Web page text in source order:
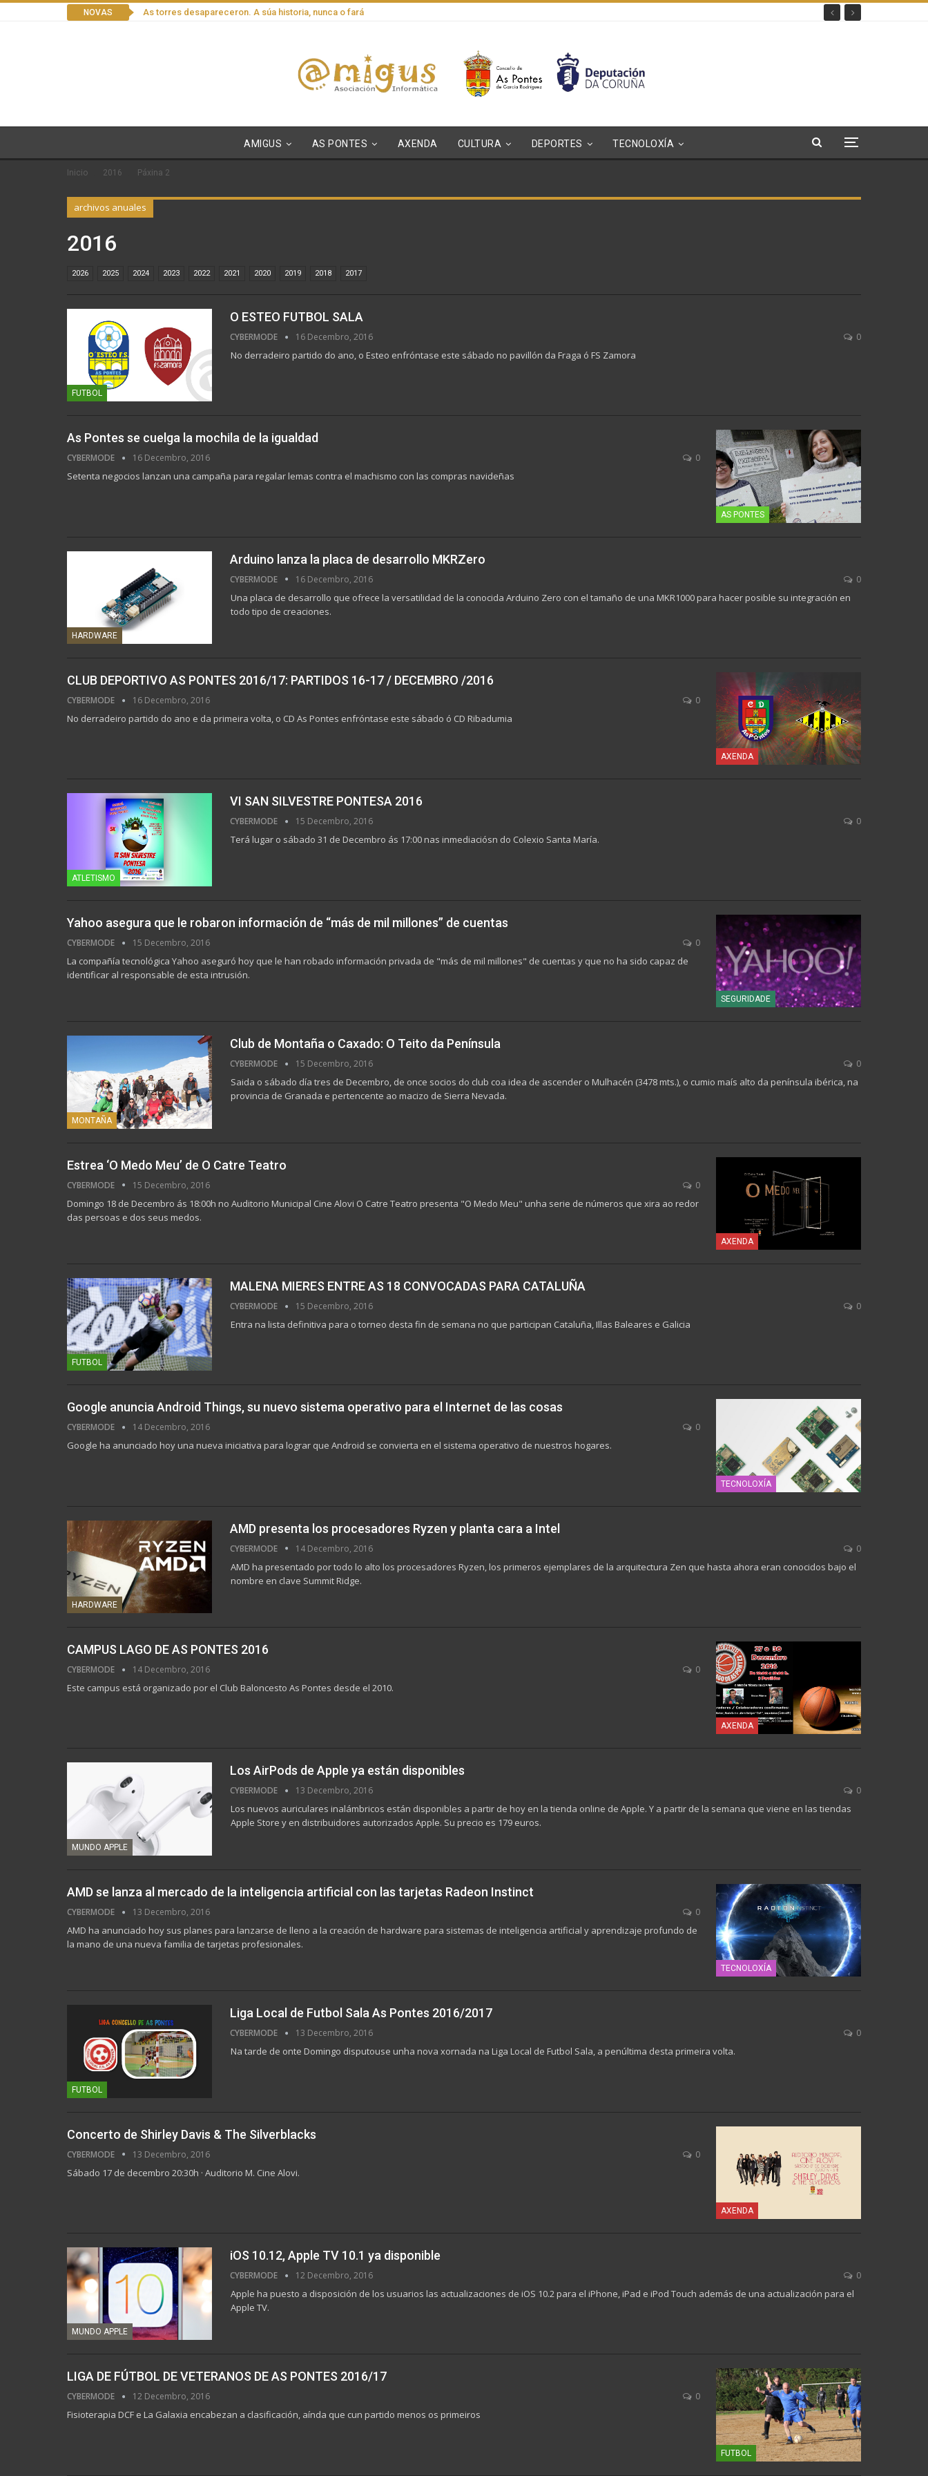
NOVAS As torres desapareceron. A súa historia, nunca o fará
AMIGUS AS PONTES AXENDA CULTURA DEPORTES TECNOLOXÍA
Inicio 2016 Páxina 2
archivos anuales
2016
2026 2025 2024 2023 2022 2021 2020 2019 2018 2017
FUTBOL
O ESTEO FUTBOL SALA
CYBERMODE 16 Decembro, 2016 0
No derradeiro partido do ano, o Esteo enfróntase este sábado no pavillón da Fraga ó FS Zamora
AS PONTES
As Pontes se cuelga la mochila de la igualdad
CYBERMODE 16 Decembro, 2016 0
Setenta negocios lanzan una campaña para regalar lemas contra el machismo con las compras navideñas
HARDWARE
Arduino lanza la placa de desarrollo MKRZero
CYBERMODE 16 Decembro, 2016 0
Una placa de desarrollo que ofrece la versatilidad de la conocida Arduino Zero con el tamaño de una MKR1000 para hacer posible su integración en
todo tipo de creaciones.
AXENDA
CLUB DEPORTIVO AS PONTES 2016/17: PARTIDOS 16-17 / DECEMBRO /2016
CYBERMODE 16 Decembro, 2016 0
No derradeiro partido do ano e da primeira volta, o CD As Pontes enfróntase este sábado ó CD Ribadumia
ATLETISMO
VI SAN SILVESTRE PONTESA 2016
CYBERMODE 15 Decembro, 2016 0
Terá lugar o sábado 31 de Decembro ás 17:00 nas inmediaciósn do Colexio Santa María.
SEGURIDADE
Yahoo asegura que le robaron información de “más de mil millones” de cuentas
CYBERMODE 15 Decembro, 2016 0
La compañía tecnológica Yahoo aseguró hoy que le han robado información privada de "más de mil millones" de cuentas y que no ha sido capaz de
identificar al responsable de esta intrusión.
MONTAÑA
Club de Montaña o Caxado: O Teito da Península
CYBERMODE 15 Decembro, 2016 0
Saida o sábado día tres de Decembro, de once socios do club coa idea de ascender o Mulhacén (3478 mts.), o cumio maís alto da península ibérica, na
provincia de Granada e pertencente ao macizo de Sierra Nevada.
AXENDA
Estrea ‘O Medo Meu’ de O Catre Teatro
CYBERMODE 15 Decembro, 2016 0
Domingo 18 de Decembro ás 18:00h no Auditorio Municipal Cine Alovi O Catre Teatro presenta "O Medo Meu" unha serie de números que xira ao redor
das persoas e dos seus medos.
FUTBOL
MALENA MIERES ENTRE AS 18 CONVOCADAS PARA CATALUÑA
CYBERMODE 15 Decembro, 2016 0
Entra na lista definitiva para o torneo desta fin de semana no que participan Cataluña, Illas Baleares e Galicia
TECNOLOXÍA
Google anuncia Android Things, su nuevo sistema operativo para el Internet de las cosas
CYBERMODE 14 Decembro, 2016 0
Google ha anunciado hoy una nueva iniciativa para lograr que Android se convierta en el sistema operativo de nuestros hogares.
HARDWARE
AMD presenta los procesadores Ryzen y planta cara a Intel
CYBERMODE 14 Decembro, 2016 0
AMD ha presentado por todo lo alto los procesadores Ryzen, los primeros ejemplares de la arquitectura Zen que hasta ahora eran conocidos bajo el
nombre en clave Summit Ridge.
AXENDA
CAMPUS LAGO DE AS PONTES 2016
CYBERMODE 14 Decembro, 2016 0
Este campus está organizado por el Club Baloncesto As Pontes desde el 2010.
MUNDO APPLE
Los AirPods de Apple ya están disponibles
CYBERMODE 13 Decembro, 2016 0
Los nuevos auriculares inalámbricos están disponibles a partir de hoy en la tienda online de Apple. Y a partir de la semana que viene en las tiendas
Apple Store y en distribuidores autorizados Apple. Su precio es 179 euros.
TECNOLOXÍA
AMD se lanza al mercado de la inteligencia artificial con las tarjetas Radeon Instinct
CYBERMODE 13 Decembro, 2016 0
AMD ha anunciado hoy sus planes para lanzarse de lleno a la creación de hardware para sistemas de inteligencia artificial y aprendizaje profundo de
la mano de una nueva familia de tarjetas profesionales.
FUTBOL
Liga Local de Futbol Sala As Pontes 2016/2017
CYBERMODE 13 Decembro, 2016 0
Na tarde de onte Domingo disputouse unha nova xornada na Liga Local de Futbol Sala, a penúltima desta primeira volta.
AXENDA
Concerto de Shirley Davis & The Silverblacks
CYBERMODE 13 Decembro, 2016 0
Sábado 17 de decembro 20:30h · Auditorio M. Cine Alovi.
MUNDO APPLE
iOS 10.12, Apple TV 10.1 ya disponible
CYBERMODE 12 Decembro, 2016 0
Apple ha puesto a disposición de los usuarios las actualizaciones de iOS 10.2 para el iPhone, iPad e iPod Touch además de una actualización para el
Apple TV.
FUTBOL
LIGA DE FÚTBOL DE VETERANOS DE AS PONTES 2016/17
CYBERMODE 12 Decembro, 2016 0
Fisioterapia DCF e La Galaxia encabezan a clasificación, aínda que cun partido menos os primeiros